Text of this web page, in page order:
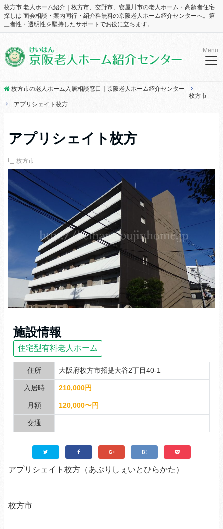
枚方市 老人ホーム紹介｜枚方市、交野市、寝屋川市の老人ホーム・高齢者住宅
探しは 面会相談・案内同行・紹介料無料の京阪老人ホーム紹介センターへ。第
三者性・透明性を堅持したサポートでお役に立ちます。
Menu
枚方市の老人ホーム入居相談窓口｜京阪老人ホーム紹介センター
枚方市
アプリシェイト枚方
アプリシェイト枚方
枚方市
施設情報
住宅型有料老人ホーム
住所 大阪府枚方市招提大谷2丁目40-1
入居時 210,000円
月額 120,000〜円
交通
アプリシェイト枚方（あぷりしぇいとひらかた）
枚方市